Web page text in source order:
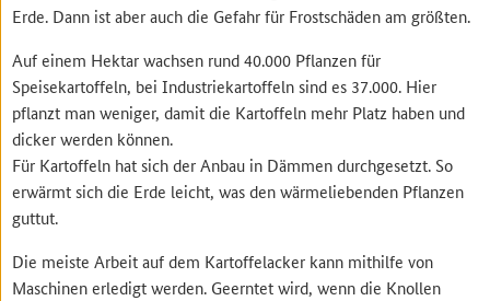
Erde. Dann ist aber auch die Gefahr für Frostschäden am größten.
Auf einem Hektar wachsen rund 40.000 Pflanzen für
Speisekartoffeln, bei Industriekartoffeln sind es 37.000. Hier
pflanzt man weniger, damit die Kartoffeln mehr Platz haben und
dicker werden können.
Für Kartoffeln hat sich der Anbau in Dämmen durchgesetzt. So
erwärmt sich die Erde leicht, was den wärmeliebenden Pflanzen
guttut.
Die meiste Arbeit auf dem Kartoffelacker kann mithilfe von
Maschinen erledigt werden. Geerntet wird, wenn die Knollen